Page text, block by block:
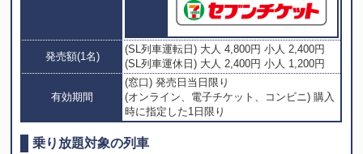
発売額(1名)
(SL列車運転日) 大人 4,800円 小人 2,400円
(SL列車運休日) 大人 2,400円 小人 1,200円
有効期間
(窓口) 発売日当日限り
(オンライン、電子チケット、コンビニ) 購入
時に指定した1日限り
乗り放題対象の列車